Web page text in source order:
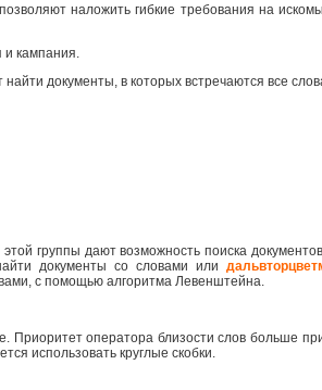
наложить гибкие требования на
и кампания.
найти документы, в которых встречаются все
группы дают возможность поиска
документы со словами или
с помощью алгоритма Левенштейна.
Приоритет оператора близости слов больше
использовать круглые скобки.